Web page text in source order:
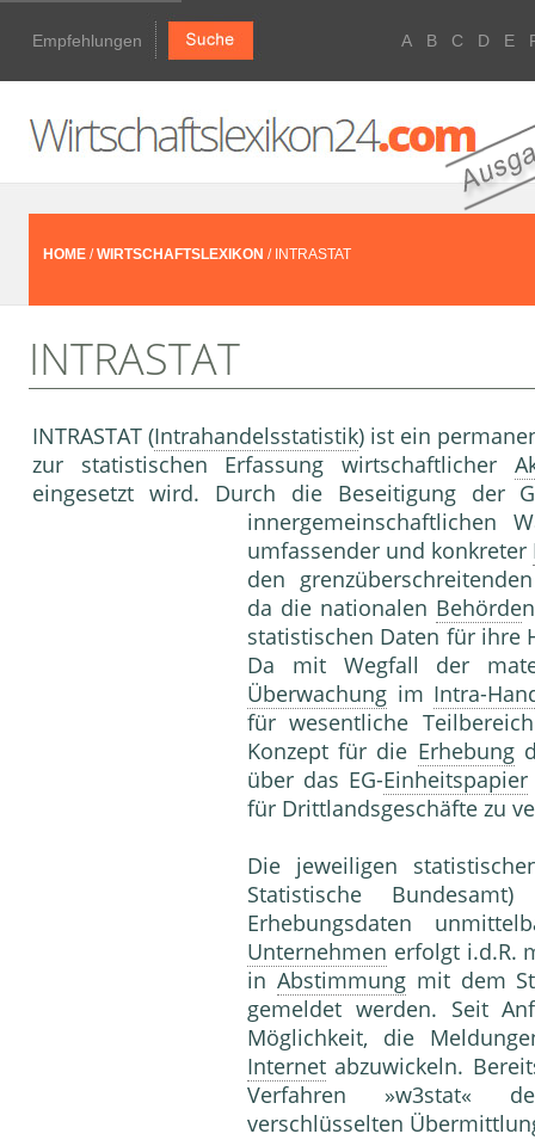
Empfehlungen A B C D E
HOME /WIRTSCHAFTSLEXIKON / INTRASTAT
INTRASTAT
INTRASTAT (Intrahandelsstatistik) ist ein
zur statistischen Erfassung wirtschaftlicher
eingesetzt wird. Durch die Beseitigung der
innergemeinschaftlichen
umfassender und konkreter
den
da die nationalen Behörde
statistischen Daten für ihre
Da mit Wegfall der
Überwachung im Intra-
für wesentliche
Konzept für die Erhebung
über das EG-Einheitspapier
für Drittlandsgeschäfte zu
Die jeweiligen
Statistische
Erhebungsdaten
Unternehmen erfolgt i.d.R.
in Abstimmungmit dem
gemeldet werden. Seit
Möglichkeit, die
Internet abzuwickeln.
Verfahren »w3stat«
verschlüsselten